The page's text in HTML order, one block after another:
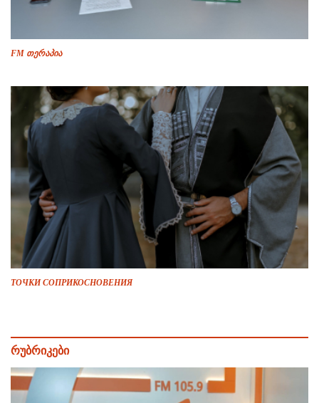
FM თერაპია
ТОЧКИ СОПРИКОСНОВЕНИЯ
რუბრიკები